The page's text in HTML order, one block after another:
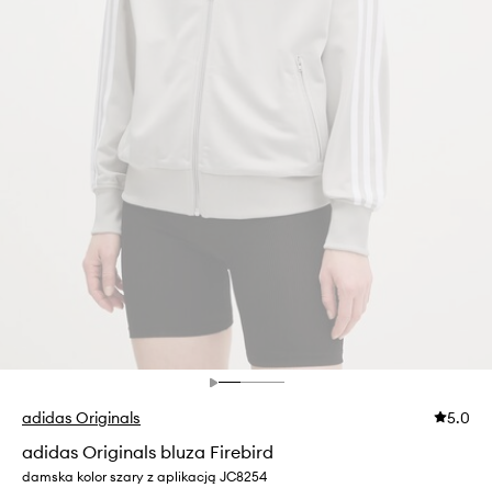
adidas Originals 5.0
adidas Originals bluza Firebird
damska kolor szary z aplikacją JC8254